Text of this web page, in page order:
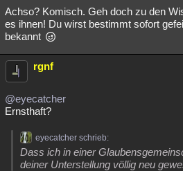
Achso? Komisch. Geh doch zu den
es ihnen! Du wirst bestimmt sofort
bekannt
rgnf
@eyecatcher
Ernsthaft?
eyecatcher schrieb:
Dass ich in einer
deiner Unterstellung völlig neu